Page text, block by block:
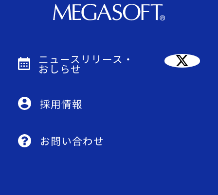
ニュースリリース・
おしらせ
採用情報
お問い合わせ